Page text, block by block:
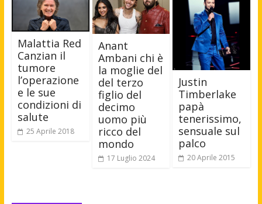
Malattia Red
Canzian il
tumore
l’operazione
e le sue
condizioni di
salute
25 Aprile 2018
Anant
Ambani chi è
la moglie del
del terzo
figlio del
decimo
uomo più
ricco del
mondo
17 Luglio 2024
Justin
Timberlake
papà
tenerissimo,
sensuale sul
palco
20 Aprile 2015